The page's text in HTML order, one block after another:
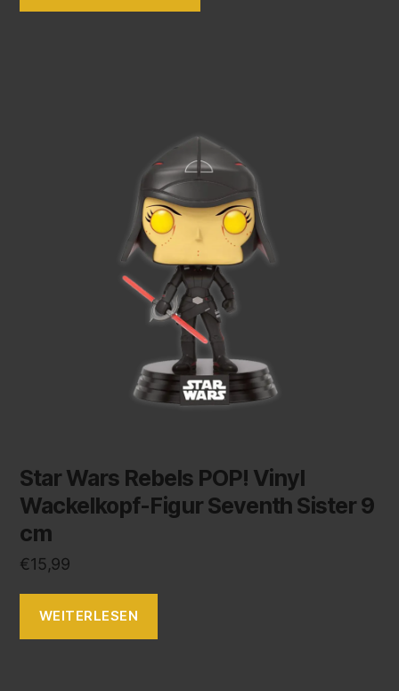
Star Wars Rebels POP! Vinyl
Wackelkopf-Figur Seventh Sister 9
cm
€15,99
WEITERLESEN